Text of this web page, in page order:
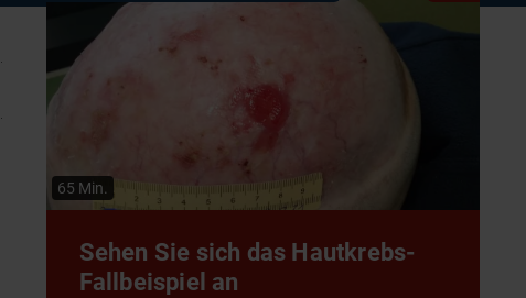
65 Min.
Sehen Sie sich das Hautkrebs-
Fallbeispiel an